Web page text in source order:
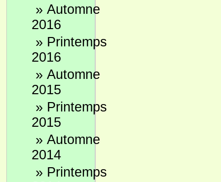
» Automne
2016
» Printemps
2016
» Automne
2015
» Printemps
2015
» Automne
2014
» Printemps